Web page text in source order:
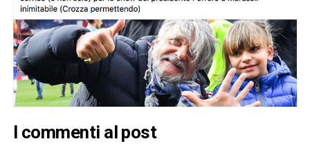
I commenti al post